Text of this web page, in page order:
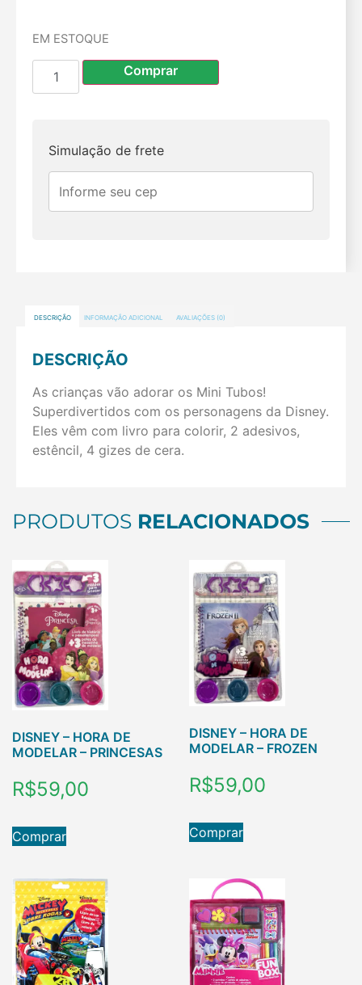
EM ESTOQUE
Comprar
Simulação de frete
DESCRIÇÃO INFORMAÇÃO ADICIONAL AVALIAÇÕES (0)
DESCRIÇÃO
As crianças vão adorar os Mini Tubos!
Superdivertidos com os personagens da Disney.
Eles vêm com livro para colorir, 2 adesivos,
estêncil, 4 gizes de cera.
PRODUTOS RELACIONADOS
DISNEY – HORA DE
MODELAR – PRINCESAS
R$59,00
Comprar
DISNEY – HORA DE
MODELAR – FROZEN
R$59,00
Comprar